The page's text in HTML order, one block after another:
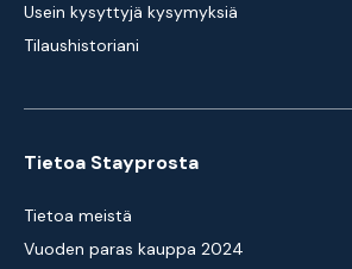
Usein kysyttyjä kysymyksiä
Tilaushistoriani
Tietoa Stayprosta
Tietoa meistä
Vuoden paras kauppa 2024